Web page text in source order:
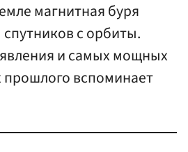
магнитная буря
с орбиты.
и самых мощных
прошлого вспоминает